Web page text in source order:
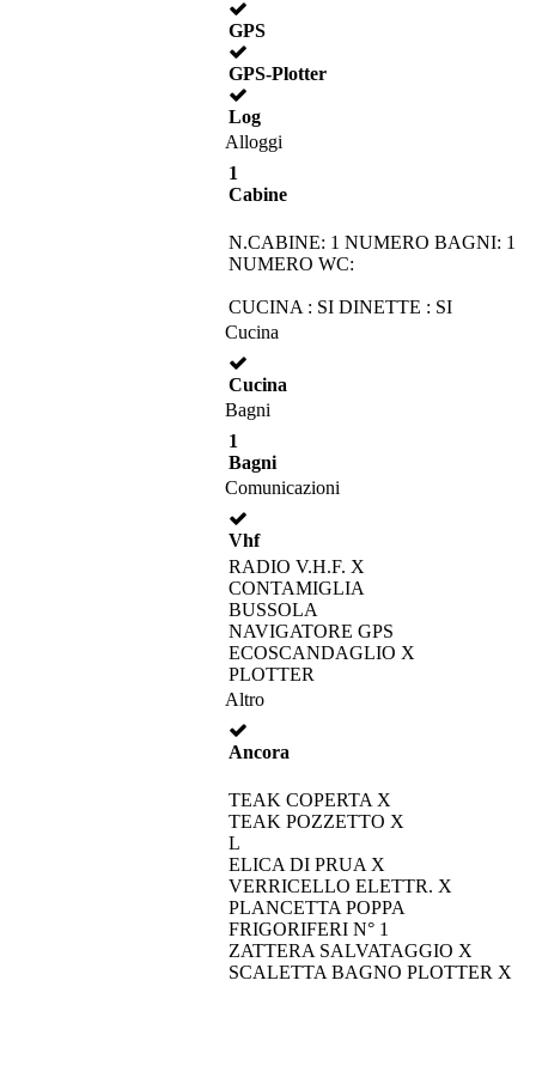
GPS
GPS-Plotter
Log
Alloggi
1
Cabine
N.CABINE: 1 NUMERO BAGNI: 1
NUMERO WC:
CUCINA : SI DINETTE : SI
Cucina
Cucina
Bagni
1
Bagni
Comunicazioni
Vhf
RADIO V.H.F. X
CONTAMIGLIA
BUSSOLA
NAVIGATORE GPS
ECOSCANDAGLIO X
PLOTTER
Altro
Ancora
TEAK COPERTA X
TEAK POZZETTO X
L
ELICA DI PRUA X
VERRICELLO ELETTR. X
PLANCETTA POPPA
FRIGORIFERI N° 1
ZATTERA SALVATAGGIO X
SCALETTA BAGNO PLOTTER X